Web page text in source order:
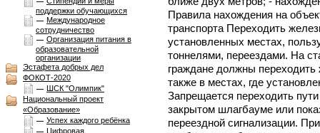
поддержки обучающихся
Международное
сотрудничество
Организация питания в
образовательной
организации
Эстафета добрых дел
ФОКОТ-2020
ШСК "Олимпик"
Национальный проект
«Образование»
Успех каждого ребёнка
Цифровая
Правила нахождения на
транспорта Переходить
установленных местах,
тоннелями, переездами. На
граждане должны
также в местах, где
Запрещается переходить
закрытом шлагбауме или
переездной сигнализации.